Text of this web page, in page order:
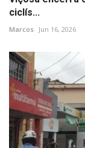
ciclís...
Marcos Jun 16, 2026